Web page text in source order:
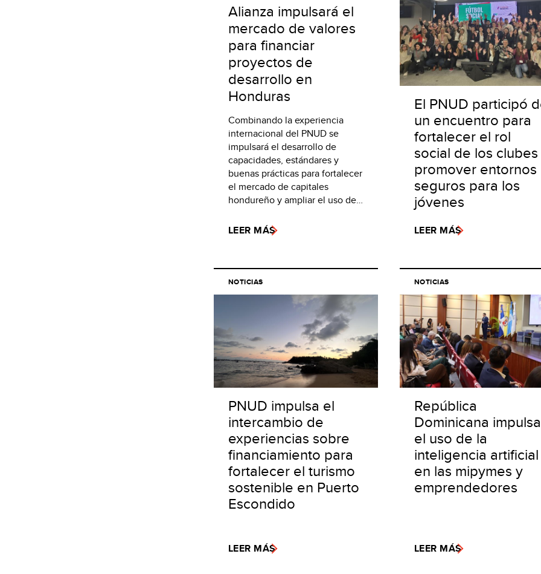
Alianza impulsará el
mercado de valores
para financiar
proyectos de
desarrollo en
Honduras
Combinando la experiencia
internacional del PNUD se
impulsará el desarrollo de
capacidades, estándares y
buenas prácticas para fortalecer
el mercado de capitales
hondureño y ampliar el uso de…
LEER MÁS
El PNUD participó
un encuentro para
fortalecer el rol
social de los
promover entornos
seguros para los
jóvenes
LEER MÁS
NOTICIAS
PNUD impulsa el
intercambio de
experiencias sobre
financiamiento para
fortalecer el turismo
sostenible en Puerto
Escondido
LEER MÁS
NOTICIAS
República
Dominicana impulsa
el uso de la
inteligencia artificial
en las mipymes y
emprendedores
LEER MÁS